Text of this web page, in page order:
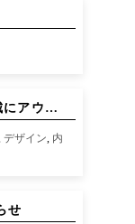
NEW OPEN！熊本益城にアウトドアリビングのセレクトショップ【LaurelBEE×CENO】誕生
,デザイン
内
せ